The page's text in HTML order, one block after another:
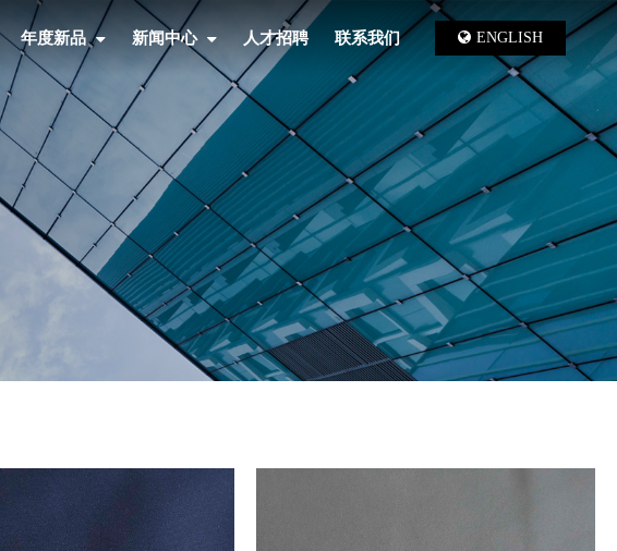
年度新品 新闻中心 人才招聘 联系我们 ENGLISH